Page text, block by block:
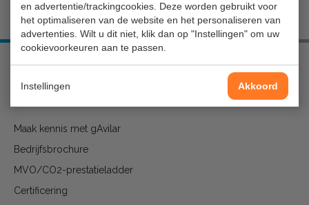
en advertentie/trackingcookies. Deze worden gebruikt voor
het optimaliseren van de website en het personaliseren van
advertenties. Wilt u dit niet, klik dan op "Instellingen" om uw
cookievoorkeuren aan te passen.
Instellingen Akkoord
OVER GAVILAR
Maak kennis met gAvilar
Bedrijfsbrochure
MVO/CO2-prestatieladder
Certificering